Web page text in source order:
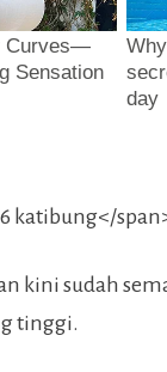
kini sudah
tinggi.